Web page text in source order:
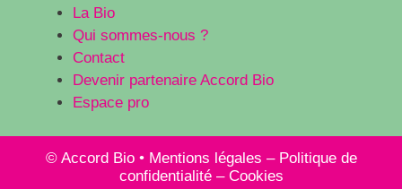
La Bio
Qui sommes-nous ?
Contact
Devenir partenaire Accord Bio
Espace pro
© Accord Bio • Mentions légales – Politique de
confidentialité– Cookies